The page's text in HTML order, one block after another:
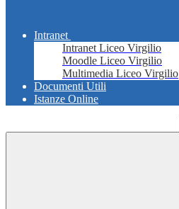
Intranet
Intranet Liceo Virgilio
Moodle Liceo Virgilio
Multimedia Liceo Virgilio
Documenti Utili
Istanze Online